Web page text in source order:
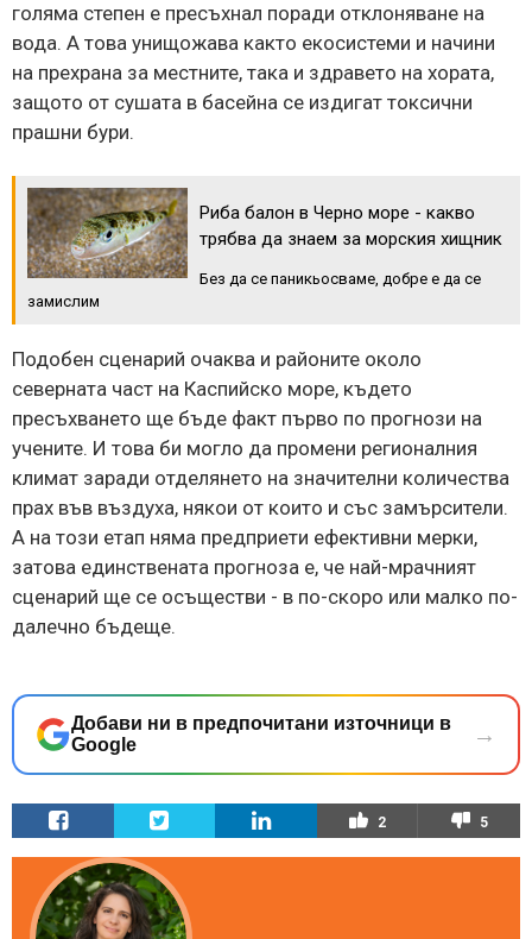
голяма степен е пресъхнал поради отклоняване на
вода. А това унищожава както екосистеми и начини
на прехрана за местните, така и здравето на хората,
защото от сушата в басейна се издигат токсични
прашни бури.
Риба балон в Черно море - какво
трябва да знаем за морския хищник
Без да се паникьосваме, добре е да се
замислим
Подобен сценарий очаква и районите около
северната част на Каспийско море, където
пресъхването ще бъде факт първо по прогнози на
учените. И това би могло да промени регионалния
климат заради отделянето на значителни количества
прах във въздуха, някои от които и със замърсители.
А на този етап няма предприети ефективни мерки,
затова единствената прогноза е, че най-мрачният
сценарий ще се осъществи - в по-скоро или малко по-
далечно бъдеще.
Добави ни в предпочитани източници в
Google
→
2 5